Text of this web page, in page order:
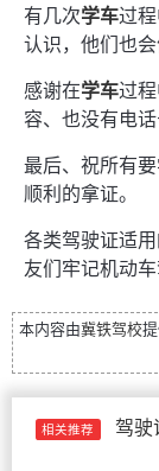
有几次学车过
认识，他们也会
感谢在学车过
容、也没有电
最后、祝所有
顺利的拿证。
各类驾驶证适
友们牢记机动
本内容由冀铁驾校
相关推荐 驾驶